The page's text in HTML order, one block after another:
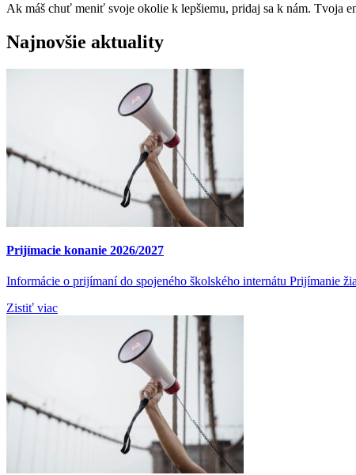
Ak máš chuť meniť svoje okolie k lepšiemu, pridaj sa k nám. Tvoja
Najnovšie aktuality
Prijímacie konanie 2026/2027
Informácie o prijímaní do spojeného školského internátu Prijímanie
Zistiť viac